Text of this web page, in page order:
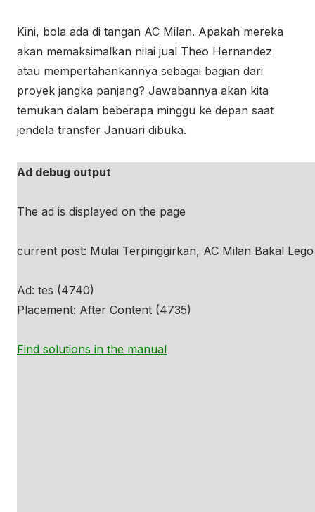
Kini, bola ada di tangan AC Milan. Apakah mereka
akan memaksimalkan nilai jual Theo Hernandez
atau mempertahankannya sebagai bagian dari
proyek jangka panjang? Jawabannya akan kita
temukan dalam beberapa minggu ke depan saat
jendela transfer Januari dibuka.
Ad debug output
The ad is displayed on the page
current post: Mulai Terpinggirkan, AC Milan Bakal
Ad: tes (4740)
Placement: After Content (4735)
Find solutions in the manual